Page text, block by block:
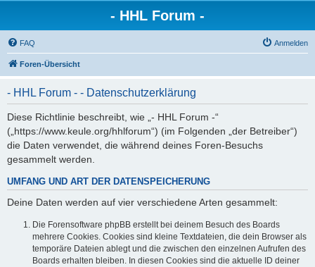
- HHL Forum -
FAQ Anmelden
Foren-Übersicht
- HHL Forum - - Datenschutzerklärung
Diese Richtlinie beschreibt, wie „- HHL Forum -“
(„https://www.keule.org/hhlforum“) (im Folgenden „der Betreiber“)
die Daten verwendet, die während deines Foren-Besuchs
gesammelt werden.
UMFANG UND ART DER DATENSPEICHERUNG
Deine Daten werden auf vier verschiedene Arten gesammelt:
Die Forensoftware phpBB erstellt bei deinem Besuch des Boards
mehrere Cookies. Cookies sind kleine Textdateien, die dein Browser als
temporäre Dateien ablegt und die zwischen den einzelnen Aufrufen des
Boards erhalten bleiben. In diesen Cookies sind die aktuelle ID deiner